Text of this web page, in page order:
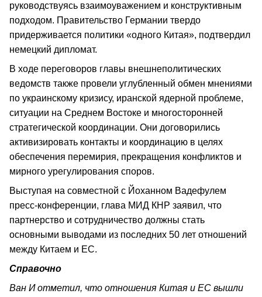
руководствуясь взаимоуважением и конструктивным
подходом. Правительство Германии твердо
придерживается политики «одного Китая», подтвердил
немецкий дипломат.
В ходе переговоров главы внешнеполитических
ведомств также провели углубленный обмен мнениями
по украинскому кризису, иранской ядерной проблеме,
ситуации на Среднем Востоке и многосторонней
стратегической координации. Они договорились
активизировать контакты и координацию в целях
обеспечения перемирия, прекращения конфликтов и
мирного урегулирования споров.
Выступая на совместной с Йоханном Вадефулем
пресс-конференции, глава МИД КНР заявил, что
партнерство и сотрудничество должны стать
основными выводами из последних 50 лет отношений
между Китаем и ЕС.
Справочно
Ван И отметил, что отношения Китая и ЕС вышли